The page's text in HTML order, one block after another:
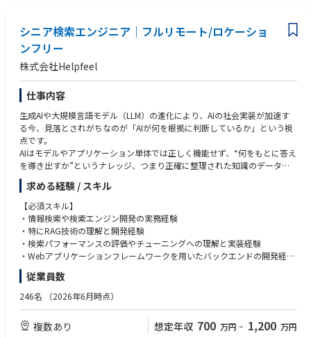
もあります。
業界特化型のマルチプロダクト化を最初から狙っており、最大手企業の多
くを顧客化し、事業戦略の肝である業界データを独占的に収集できている
ことも魅力の一つです。
新しい領域を開拓しつつ、ユーザーが求めるサービスを構築できれば、業
界トップを目指せる面白い環境です。
◆ユーザーの声を聞きながら裁量を持って働くことができます！
単純なDX推進サービスとは異なり、顧客の課題に合わせた新規サービスを
共に作り上げ、課題解決を実現します。ダイレクトに顧客の反応を得なが
ら、一緒にサービスを進化させていくことができるため、顧客と共に価値
を創造していく実感を得ることができます。
◆場所や時間に捉われない自由な働き方が実現できます！
フルリモートを採用し、仕事のやりがいと働きやすさを両立しています。
リモート環境でも「一人で開発していない安心感」を大切にしており、Sl
ackを中心にエンジニアが日々の作業ログを残しています。マネジメント
層はログを確認し、必要に応じて通話で意思疎通を図るなど、テキストと
通話を適切に使い分けて円滑な連携を実現。安心して働ける環境を整えて
います。
フローの再構築を実施しています。主な実施内容は以下のとおりです。
・Agent Skillsの活用による手続的ワークフローの自動化。現在、リポジト
リ内には30個以上のAgent Skillsが実装されています。
・MCP Serverを利用したAIによるデータアクセスの拡大。BigQuery MCP S
erverやdbt MCP Serverの導入により、AIによる自然言語を通じたデータア
クセスが可能となっています。
・Claude CodeやDevinなどのAIの力を最大限に活かすためのハーネスエン
ジニアリングの実施。
ドキュメンテーションやタスク管理など、コーディングの周辺分野も含め
てAIに向けた最適化を進め、AIが真に活躍できる環境を整備しています。
・AIにとって扱いやすい技術スタックの選定
既存のワークフローを前提とした単なる「AIの導入」ではなく、「AIが存
在することを前提としたワークフローの再構築」を実施し、高いスピード
感を持って結果を出し、スケーラブルな形で運用できるようにすることを
目指しています。
【業務内容】
・AIを活用した新規プロダクトの開発
・既存プロダクトへのAI機能の追加
・セールスやカスタマーサクセスと連携しながら、AI機能を立案および実
装
・フロントエンドとバックエンド両方での開発
【プロダクトの技術要素】
・フロントエンド: React, JavaScript/TypeScript
・バックエンド: Node.js, JavaScript/TypeScript, Python
・インフラ: Heroku, Google Cloud Platform, MongoDB Atlas
・開発支援: Prettier, ESLint, Renovate
【開発環境】
・ソースコード管理: GitHub
・情報共有: Slack, Helpfeel Cosense
・タスク管理: Helpfeel Cosense
・オフィスアプリケーション: Google Workspace
【利用ツール】
・GitHub
・CircleCI
・Datadog
シニア検索エンジニア｜フルリモート/ロケーショ
ンフリー
株式会社Helpfeel
仕事内容
生成AIや大規模言語モデル（LLM）の進化により、AIの社会実装が加速す
る今、見落とされがちなのが「AIが何を根拠に判断しているか」という視
点です。
AIはモデルやアプリケーション単体では正しく機能せず、“何をもとに答え
を導き出すか”というナレッジ、つまり正確に整理された知識のデータ基
盤が不可欠です。
Helpfeelは、この「AIナレッジデータ」を支えるAIナレッジ基盤（AIナレッ
ジデータプラットフォーム）を展開するSaaS企業です。企業や自治体、医
療機関、教育機関など企業や組織のAI活用を支える“情報インフラ”構築支
援するプロダクトの開発・提供しています。
テムを開発した弊社テクニカルフェロー・増井俊之が発明した「意図予測
検索」技術（特許取得済）をコアにしています。
現在はこの技術に加え、生成AIやナレッジ活用の進化に対応する最先端の
研究・プロダクト開発を進めており、企業のAI活用基盤としてさらなる進
化を続けています。
求める経験 / スキル
【必須スキル】
・情報検索や検索エンジン開発の実務経験
・特にRAG技術の理解と開発経験
・検索パフォーマンスの評価やチューニングへの理解と実装経験
・Webアプリケーションフレームワークを用いたバックエンドの開発経験
【歓迎スキル】
・Elasticsearch/Solr/Luceneなどでの開発経験
・クローラー開発やデータマイニングの経験
・AIエージェントの実装経験
従業員数
246名 （2026年6月時点）
複数あり 想定年収 700 万円 ~ 1,200 万円